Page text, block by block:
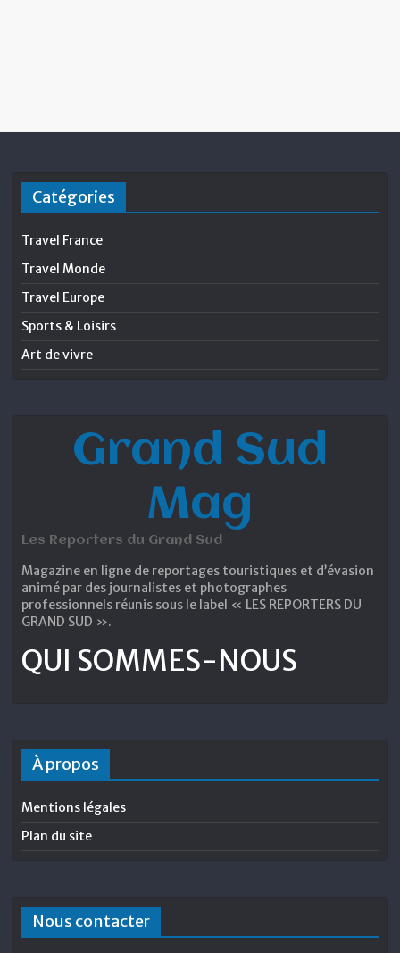
Catégories
Travel France
Travel Monde
Travel Europe
Sports & Loisirs
Art de vivre
Grand Sud
Mag
Les Reporters du Grand Sud
Magazine en ligne de reportages touristiques et d’évasion
animé par des journalistes et photographes
professionnels réunis sous le label « LES REPORTERS DU
GRAND SUD ».
QUI SOMMES-NOUS
À propos
Mentions légales
Plan du site
Nous contacter